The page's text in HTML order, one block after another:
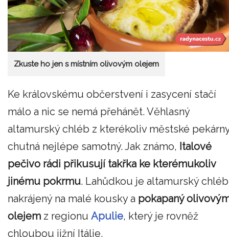
Zkuste ho jen s místním olivovým olejem
Ke královskému občerstvení i zasycení stačí
málo a nic se nemá přehánět. Věhlasný
altamurský chléb z kterékoliv městské
chutná nejlépe samotný. Jak známo, Italové
pečivo rádi přikusují takřka ke kterémukoliv
jinému pokrmu. Lahůdkou je altamurský chléb
nakrájený na malé kousky a pokapaný
olejem z regionu Apulie, který je rovněž
chloubou jižní Itálie.